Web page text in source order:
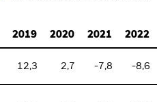
2019 2020 2021 2022
12,3 2,7 -7,8 -8,6